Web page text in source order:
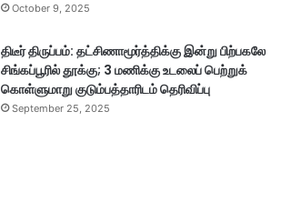
October 9, 2025
திடீர் திருப்பம்: தட்சிணாமூர்த்திக்கு இன்று பிற்பகலே
சிங்கப்பூரில் தூக்கு; 3 மணிக்கு உடலைப் பெற்றுக்
கொள்ளுமாறு குடும்பத்தாரிடம் தெரிவிப்பு
September 25, 2025